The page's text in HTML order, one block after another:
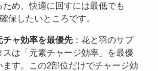
ため、快適に回すには最低でも
保したいところです。
チャ効率を最優先：花と羽のサブ
スは「元素チャージ効率」を最優
ます。この2部位だけでチャージ効